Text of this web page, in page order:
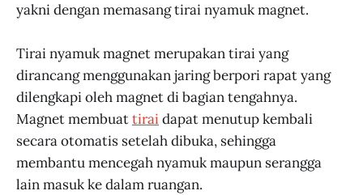
yakni dengan memasang tirai nyamuk magnet.
Tirai nyamuk magnet merupakan tirai yang
dirancang menggunakan jaring berpori rapat yang
dilengkapi oleh magnet di bagian tengahnya.
Magnet membuattiraidapat menutup kembali
secara otomatis setelah dibuka, sehingga
membantu mencegah nyamuk maupun serangga
lain masuk ke dalam ruangan.